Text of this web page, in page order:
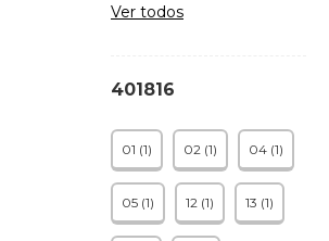
Ver todos
401816
01 (1) 02 (1) 04 (1)
05 (1) 12 (1) 13 (1)